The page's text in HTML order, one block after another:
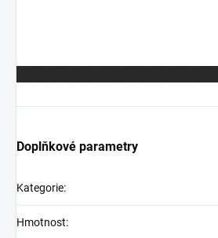
Doplňkové parametry
Kategorie:
Hmotnost: